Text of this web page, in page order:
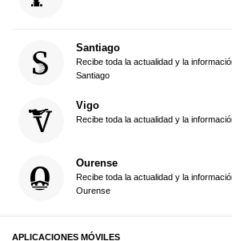
Santiago
Recibe toda la actualidad y la
Santiago
Vigo
Recibe toda la actualidad y la
Ourense
Recibe toda la actualidad y la
Ourense
APLICACIONES MÓVILES